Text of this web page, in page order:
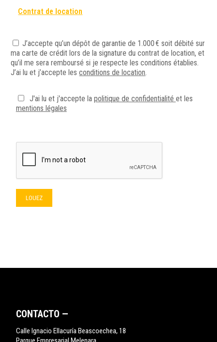
Contrat de location
J’accepte qu’un dépôt de garantie de 1.000 € soit débité sur
ma carte de crédit lors de la signature du contrat de location, et
qu’il me sera remboursé si je respecte les conditions établies.
J’ai lu et j’accepte lesconditions de location.
J'ai lu et j'accepte la politique de confidentialité et les
mentions légales
CONTACTO —
Calle Ignacio Ellacuría Beascoechea, 18